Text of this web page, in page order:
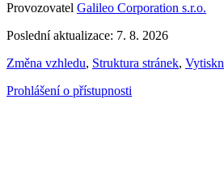
Provozovatel Galileo Corporation s.r.o.
Poslední aktualizace: 7. 8. 2026
Změna vzhledu, Struktura stránek,
Prohlášení o přístupnosti